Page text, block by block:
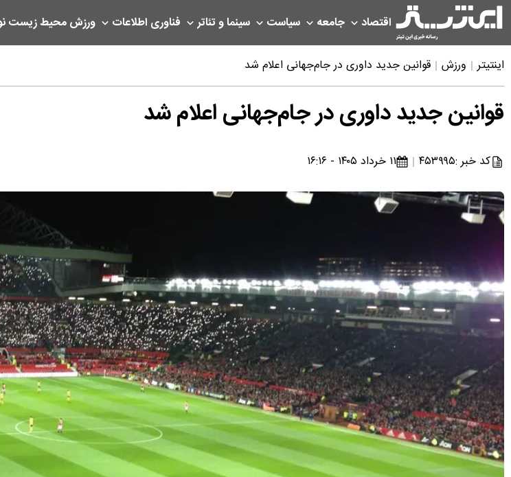
اقتصاد جامعه سیاست سینما و تئاتر فناوری اطلاعات ورزشمحیط زیست
اینتیتر ورزش قوانین جدید داوری در جام‌جهانی اعلام شد
قوانین جدید داوری در جام‌جهانی اعلام شد
کد خبر :۴۵۳۹۹۵ ۱۱ خرداد ۱۴۰۵ - ۱۶:۱۶